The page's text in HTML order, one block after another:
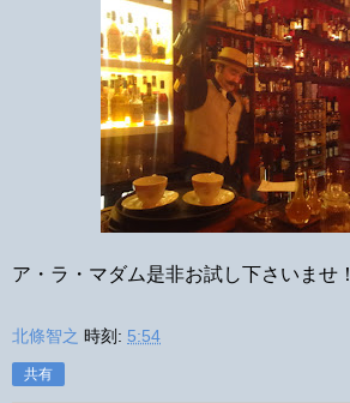
ア・ラ・マダム是非お試し下さいませ！
北條智之 時刻: 5:54
共有